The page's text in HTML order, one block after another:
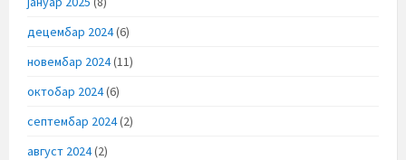
децембар 2024(6)
новембар 2024(11)
октобар 2024(6)
септембар 2024(2)
август 2024(2)